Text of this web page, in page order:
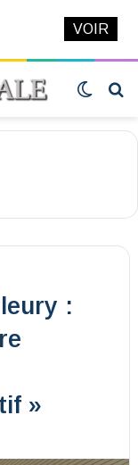
Switch
:
»
VOIR